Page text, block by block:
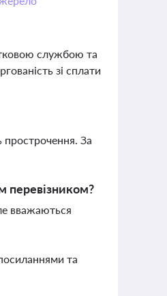
службою та
зі сплати
За
перевізником?
вважаються
та